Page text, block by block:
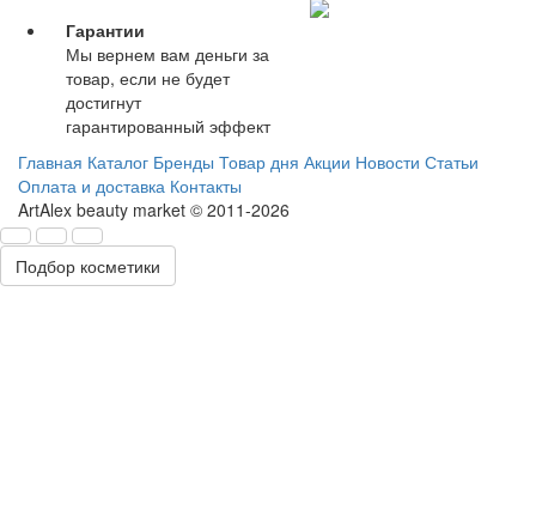
Гарантии
Мы вернем вам деньги за
товар, если не будет
достигнут
гарантированный эффект
Главная Каталог Бренды Товар дня Акции Новости Статьи
Оплата и доставка Контакты
ArtAlex beauty market © 2011-2026
Подбор косметики